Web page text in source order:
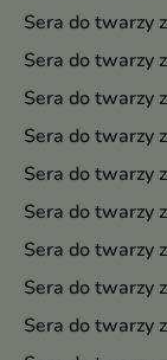
Sera do twarzy
Sera do twarzy
Sera do twarzy
Sera do twarzy
Sera do twarzy
Sera do twarzy
Sera do twarzy
Sera do twarzy
Sera do twarzy